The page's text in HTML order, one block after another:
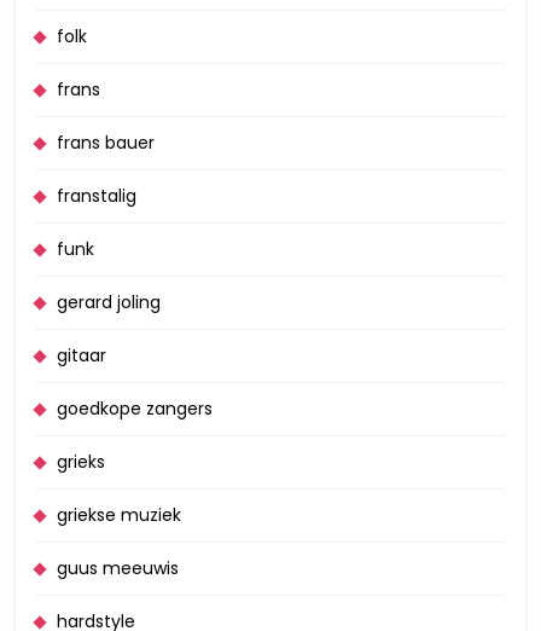
folk
frans
frans bauer
franstalig
funk
gerard joling
gitaar
goedkope zangers
grieks
griekse muziek
guus meeuwis
hardstyle